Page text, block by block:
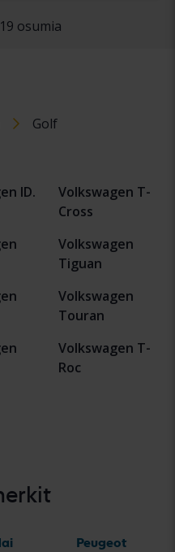
osumia
Golf
ID.
Volkswagen T-
Cross
Volkswagen
Tiguan
Volkswagen
Touran
Volkswagen T-
Roc
Peugeot